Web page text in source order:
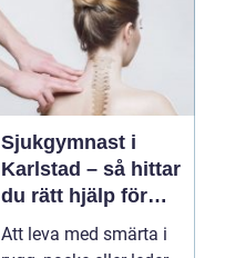
Sjukgymnast i
Karlstad – så hittar
du rätt hjälp för
smärta och rehab
Att leva med smärta i